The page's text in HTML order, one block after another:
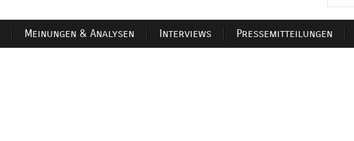
Meinungen & Analysen Interviews Pressemitteilungen